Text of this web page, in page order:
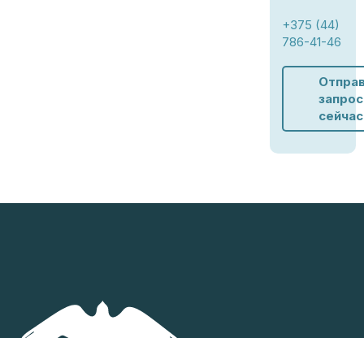
+375 (44)
786-41-46
запрос
сейчас